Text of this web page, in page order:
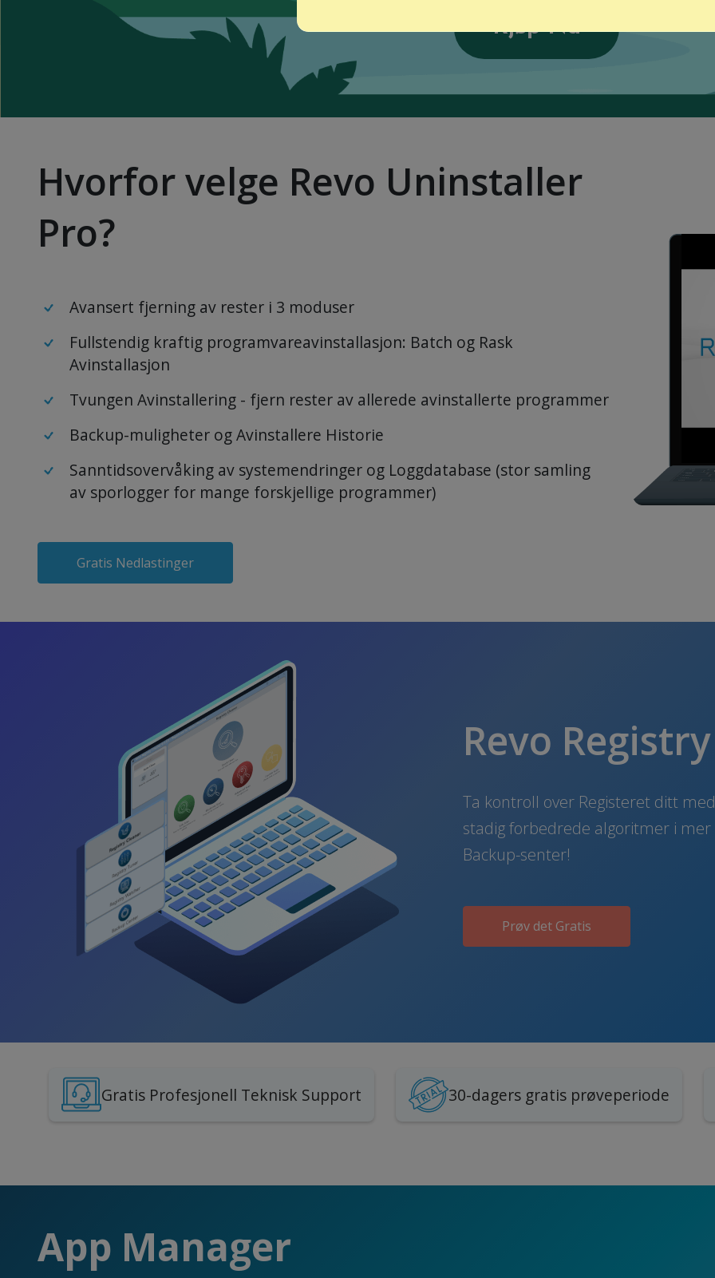
Kjøp Nå
Hvorfor velge Revo Uninstaller
Pro?
Avansert fjerning av rester i 3 moduser
Fullstendig kraftig programvareavinstallasjon: Batch og Rask
Avinstallasjon
Tvungen Avinstallering - fjern rester av allerede avinstallerte programmer
Backup-muligheter og Avinstallere Historie
Sanntidsovervåking av systemendringer og Loggdatabase (stor samling
av sporlogger for mange forskjellige programmer)
Gratis Nedlastinger
Revo
Ta kontroll over Registeret ditt
stadig forbedrede algoritmer i
Backup-senter!
Prøv det Gratis
Gratis Profesjonell Teknisk Support 30-dagers gratis prøveperiode
App Manager